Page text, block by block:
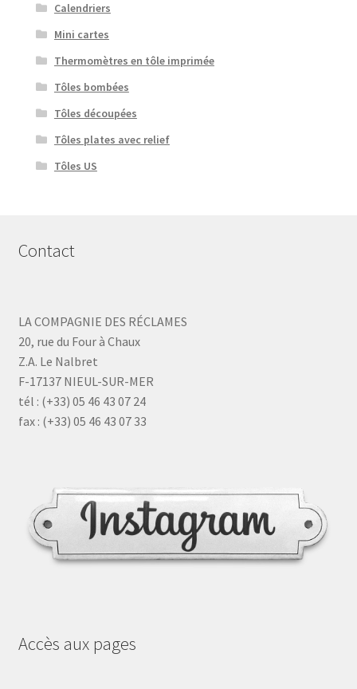
Calendriers
Mini cartes
Thermomètres en tôle imprimée
Tôles bombées
Tôles découpées
Tôles plates avec relief
Tôles US
Contact
LA COMPAGNIE DES RÉCLAMES
20, rue du Four à Chaux
Z.A. Le Nalbret
F-17137 NIEUL-SUR-MER
tél : (+33) 05 46 43 07 24
fax : (+33) 05 46 43 07 33
Accès aux pages